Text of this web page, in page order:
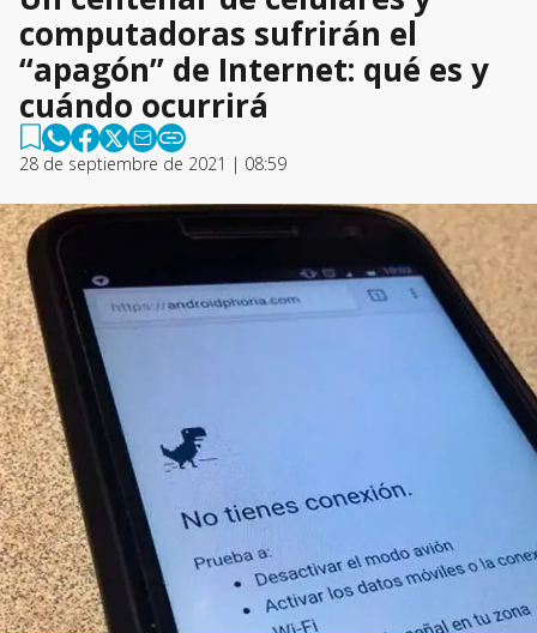
computadoras sufrirán el
“apagón” de Internet: qué es y
cuándo ocurrirá
28 de septiembre de 2021 | 08:59